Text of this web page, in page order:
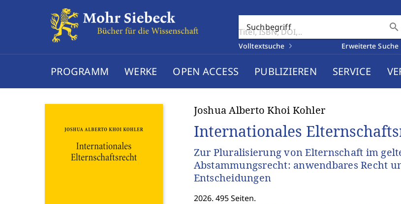
Suchbegriff search
Volltextsuche Erweiterte Suche
PROGRAMM WERKE OPEN ACCESS PUBLIZIEREN SERVICE
Joshua Alberto Khoi Kohler
Internationales
Zur Pluralisierung von Elternschaft im
Abstammungsrecht: anwendbares Recht
Entscheidungen
2026. 495 Seiten.